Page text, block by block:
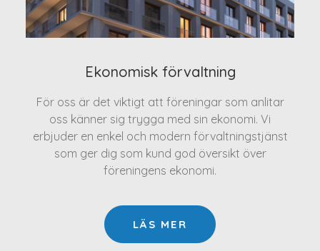
Ekonomisk förvaltning
För oss är det viktigt att föreningar som anlitar
oss känner sig trygga med sin ekonomi. Vi
erbjuder en enkel och modern förvaltningstjänst
som ger dig som kund god översikt över
föreningens ekonomi.
LÄS MER